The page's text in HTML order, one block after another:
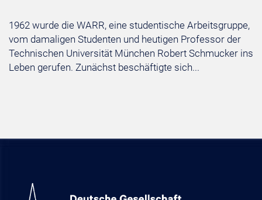
1962 wurde die WARR, eine studentische Arbeitsgruppe,
vom damaligen Studenten und heutigen Professor der
Technischen Universität München Robert Schmucker ins
Leben gerufen. Zunächst beschäftigte sich...